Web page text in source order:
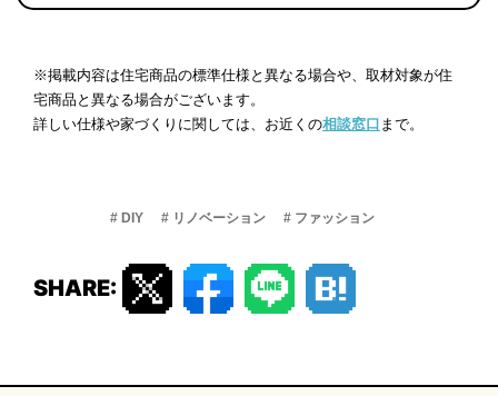
※掲載内容は住宅商品の標準仕様と異なる場合や、取材対象が住
宅商品と異なる場合がございます。
詳しい仕様や家づくりに関しては、お近くの相談窓口 まで。
# DIY # リノベーション # ファッション
SHARE: